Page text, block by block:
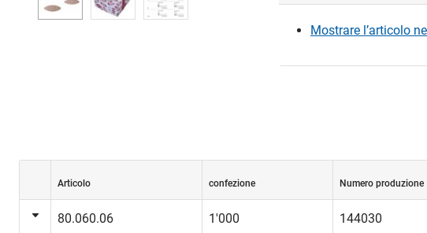
Mostrare l’articolo
Articolo confezione Numero produzione
80.060.06 1'000 144030